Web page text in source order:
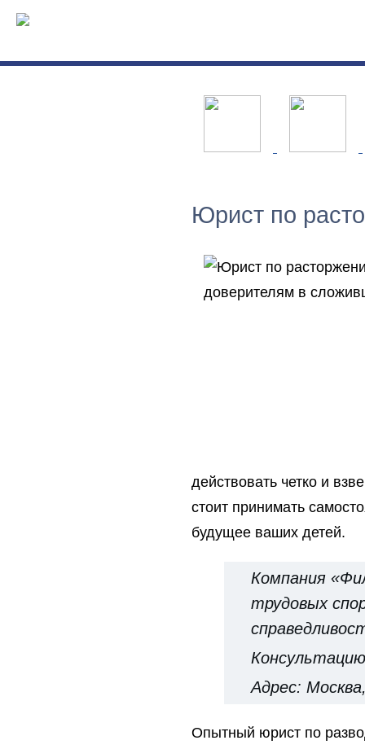
Юрист по
действовать четко и
стоит принимать
будущее ваших детей.
Компания
трудовых
Адрес:
Опытный юрист по